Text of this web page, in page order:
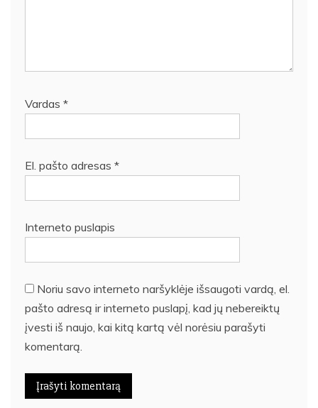
Vardas *
El. pašto adresas *
Interneto puslapis
Noriu savo interneto naršyklėje išsaugoti vardą, el.
pašto adresą ir interneto puslapį, kad jų nebereiktų
įvesti iš naujo, kai kitą kartą vėl norėsiu parašyti
komentarą.